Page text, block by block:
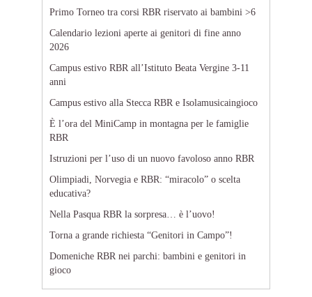
Primo Torneo tra corsi RBR riservato ai bambini >6
Calendario lezioni aperte ai genitori di fine anno
2026
Campus estivo RBR all’Istituto Beata Vergine 3-11
anni
Campus estivo alla Stecca RBR e Isolamusicaingioco
È l’ora del MiniCamp in montagna per le famiglie
RBR
Istruzioni per l’uso di un nuovo favoloso anno RBR
Olimpiadi, Norvegia e RBR: “miracolo” o scelta
educativa?
Nella Pasqua RBR la sorpresa… è l’uovo!
Torna a grande richiesta “Genitori in Campo”!
Domeniche RBR nei parchi: bambini e genitori in
gioco